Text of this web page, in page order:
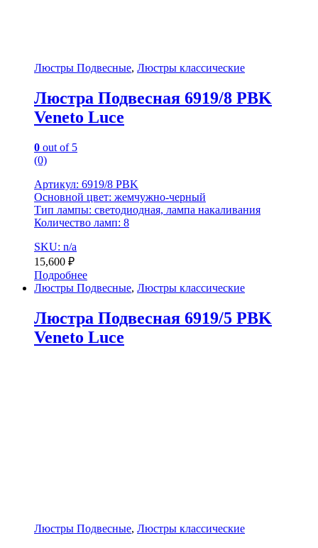
Люстры Подвесные, Люстры классические
Люстра Подвесная 6919/8 PBK
Veneto Luce
0 out of 5
(0)
Артикул: 6919/8 PBK
Основной цвет: жемчужно-черный
Тип лампы: светодиодная, лампа накаливания
Количество ламп: 8
SKU: n/a
15,600 ₽
Подробнее
Люстры Подвесные, Люстры классические
Люстра Подвесная 6919/5 PBK
Veneto Luce
Люстры Подвесные, Люстры классические